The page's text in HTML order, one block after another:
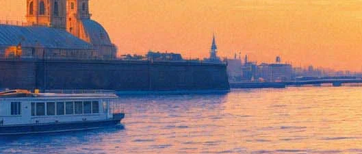
Концерт The Cavern Beatles